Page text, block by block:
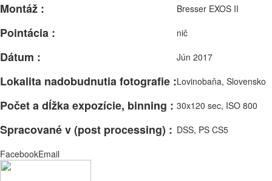
Montáž : Bresser EXOS II
Pointácia : nič
Dátum : Jún 2017
Lokalita nadobudnutia fotografie :Lovinobaňa, Slovensko
Počet a dĺžka expozície, binning : 30x120 sec, ISO 800
Spracované v (post processing) : DSS, PS CS5
FacebookEmail